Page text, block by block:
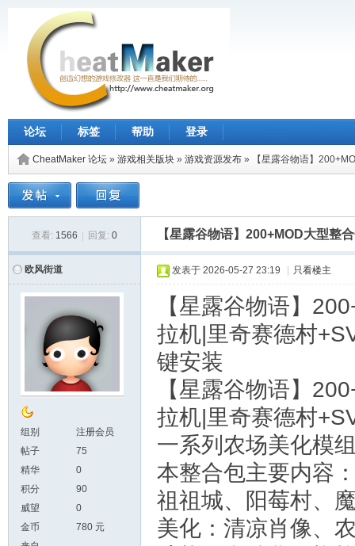
论坛 标签 帮助 登录
CheatMaker 论坛 » 游戏相关版块 » 游戏资源发布 » 【星露谷物语】
查看: 1566 回复: 0 【星露谷物语】200+MOD大型整
欧风街道
组别
注册会员
帖子
75
精华
0
积分
90
威望
0
金币
780 元
发表于 2026-05-27 23:19 只看楼主
【星露谷物语】
拉机|里奇赛德村
键安装
【星露谷物语】
拉机|里奇赛德村
一系列农场美化模
本整合包主要内容
祖祖城、阳莓村、
美化：清凉肖像、